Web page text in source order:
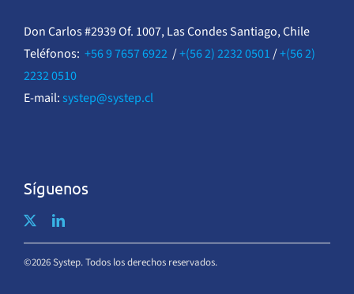
Don Carlos #2939 Of. 1007, Las Condes Santiago, Chile
Teléfonos: +56 9 7657 6922/+(56 2) 2232 0501/+(56 2)
2232 0510
E-mail: systep@systep.cl
Síguenos
©2026 Systep. Todos los derechos reservados.